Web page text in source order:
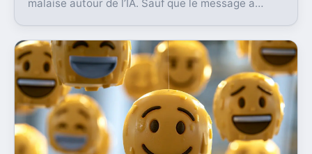
malaise autour de l’IA. Sauf que le message a